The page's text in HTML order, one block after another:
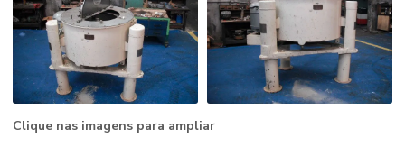
Clique nas imagens para ampliar